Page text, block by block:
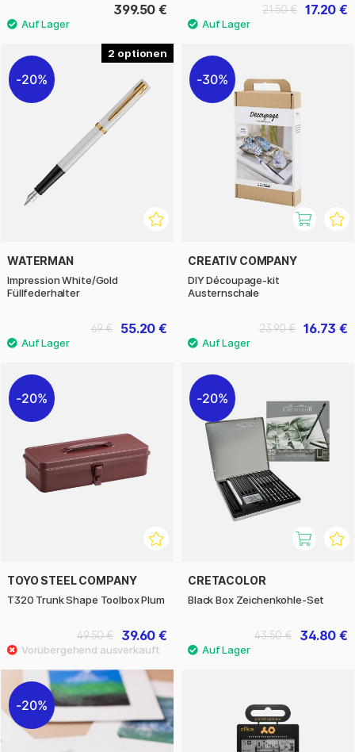
399.50 € 17.20 €
21.50 €
2
20%
WATERMAN
Impression White/Gold
Füllfederhalter
55.20 €
69 €
30%
CREATIV COMPANY
DIY Découpage-kit
Austernschale
16.73 €
23.90 €
20%
TOYO STEEL COMPANY
T320 Trunk Shape Toolbox Plum
39.60 €
49.50 €
20%
CRETACOLOR
Black Box Zeichenkohle-Set
34.80 €
43.50 €
20%